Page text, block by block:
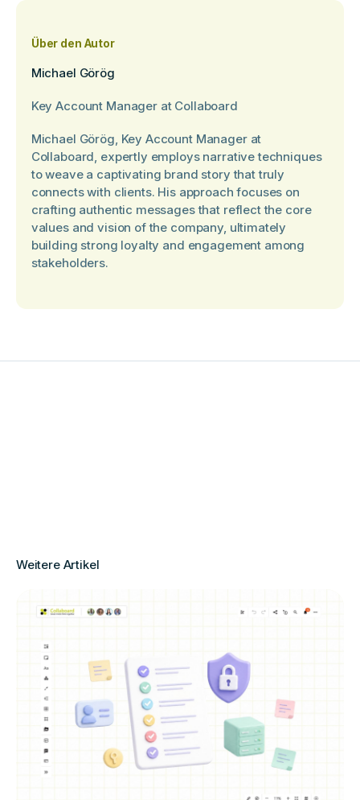
Über den Autor
Michael Görög
Key Account Manager at Collaboard
Michael Görög, Key Account Manager at
Collaboard, expertly employs narrative techniques
to weave a captivating brand story that truly
connects with clients. His approach focuses on
crafting authentic messages that reflect the core
values and vision of the company, ultimately
building strong loyalty and engagement among
stakeholders.
Weitere Artikel